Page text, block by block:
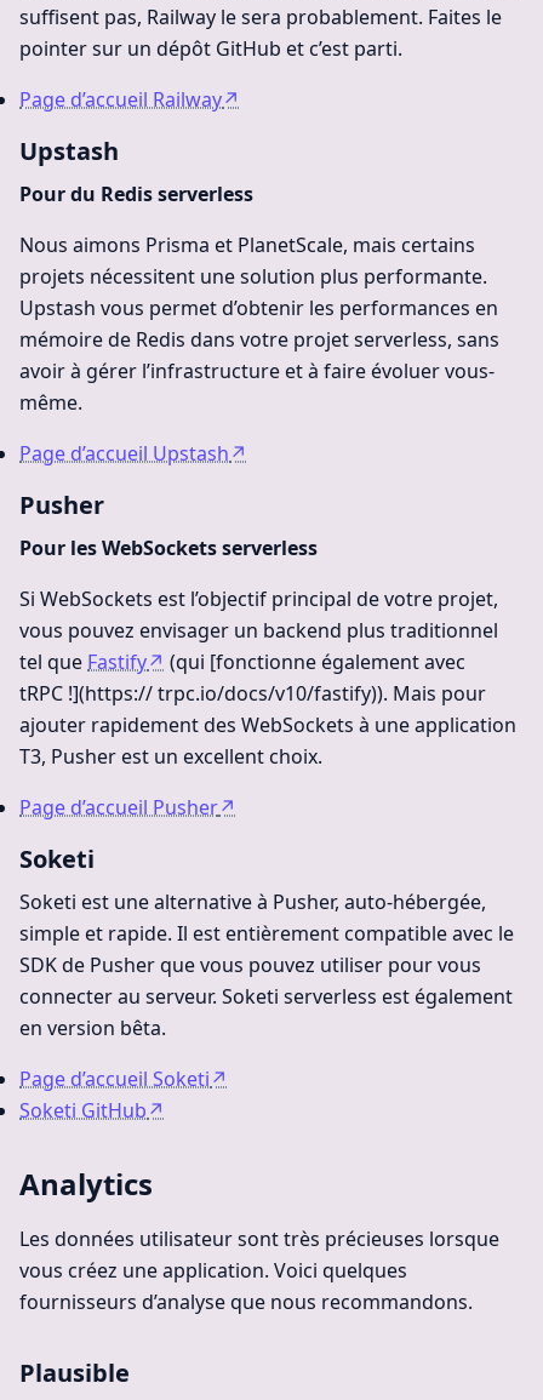
suffisent pas, Railway le sera probablement. Faites le
pointer sur un dépôt GitHub et c’est parti.
Page d’accueil Railway↗
Upstash
Pour du Redis serverless
Nous aimons Prisma et PlanetScale, mais certains
projets nécessitent une solution plus performante.
Upstash vous permet d’obtenir les performances en
mémoire de Redis dans votre projet serverless, sans
avoir à gérer l’infrastructure et à faire évoluer vous-
même.
Page d’accueil Upstash↗
Pusher
Pour les WebSockets serverless
Si WebSockets est l’objectif principal de votre projet,
vous pouvez envisager un backend plus traditionnel
tel que Fastify↗ (qui [fonctionne également avec
tRPC !](https:// trpc.io/docs/v10/fastify)). Mais pour
ajouter rapidement des WebSockets à une application
T3, Pusher est un excellent choix.
Page d’accueil Pusher↗
Soketi
Soketi est une alternative à Pusher, auto-hébergée,
simple et rapide. Il est entièrement compatible avec le
SDK de Pusher que vous pouvez utiliser pour vous
connecter au serveur. Soketi serverless est également
en version bêta.
Page d’accueil Soketi↗
Soketi GitHub↗
Analytics
Les données utilisateur sont très précieuses lorsque
vous créez une application. Voici quelques
fournisseurs d’analyse que nous recommandons.
Plausible